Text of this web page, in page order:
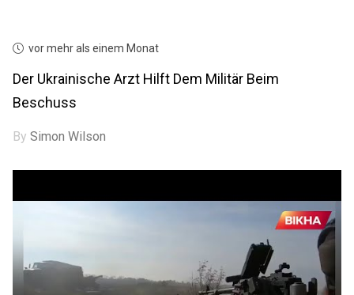
vor mehr als einem Monat
Der Ukrainische Arzt Hilft Dem Militär Beim
Beschuss
BySimon Wilson